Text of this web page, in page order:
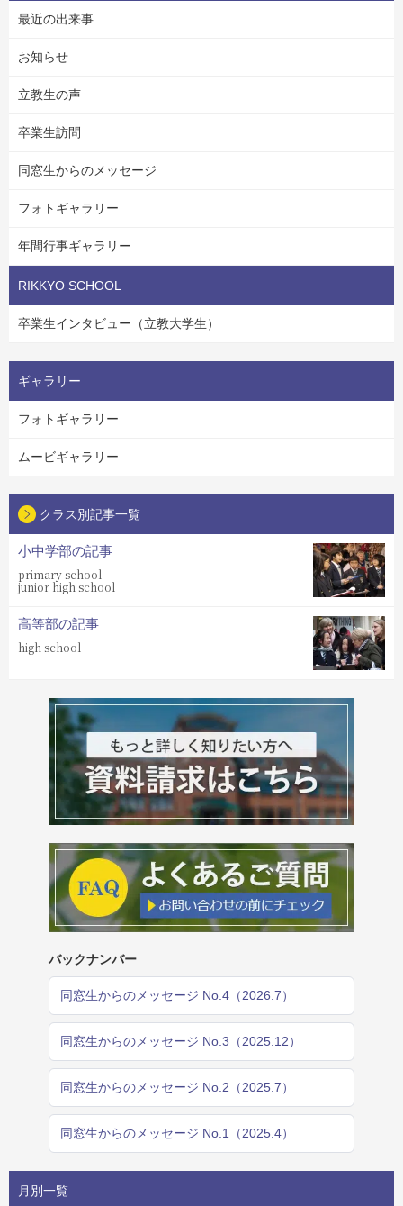
最近の出来事
お知らせ
立教生の声
卒業生訪問
同窓生からのメッセージ
フォトギャラリー
年間行事ギャラリー
RIKKYO SCHOOL
卒業生インタビュー（立教大学生）
ギャラリー
フォトギャラリー
ムービギャラリー
クラス別記事一覧
小中学部の記事
primary school
junior high school
高等部の記事
high school
バックナンバー
同窓生からのメッセージ No.4（2026.7）
同窓生からのメッセージ No.3（2025.12）
同窓生からのメッセージ No.2（2025.7）
同窓生からのメッセージ No.1（2025.4）
月別一覧